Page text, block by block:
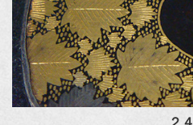
２４